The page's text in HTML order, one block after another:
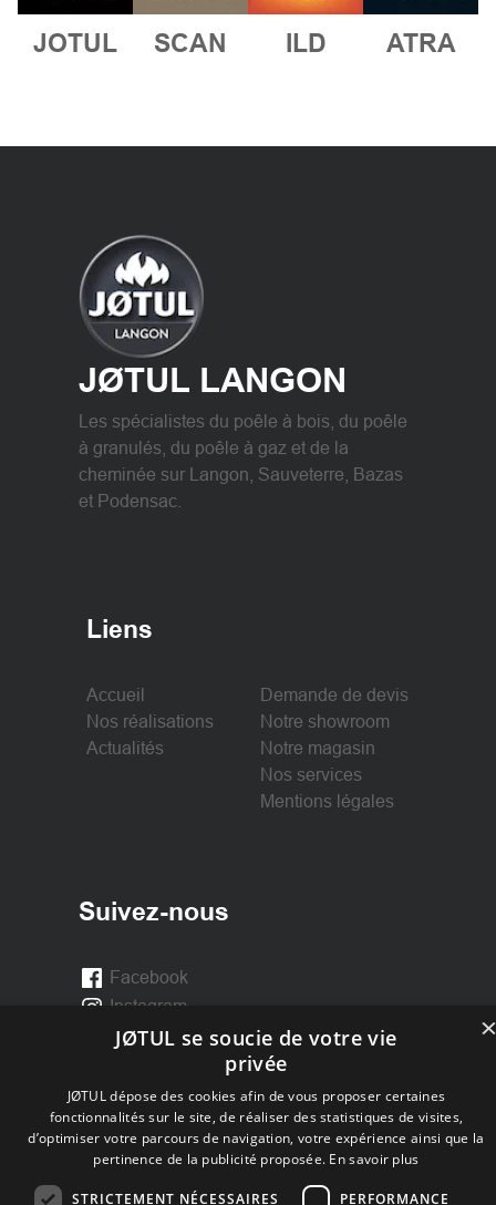
JOTUL SCAN ILD ATRA
JØTUL LANGON
Les spécialistes du poêle à bois, du poêle
à granulés, du poêle à gaz et de la
cheminée sur Langon, Sauveterre, Bazas
et Podensac.
Liens
Accueil
Nos réalisations
Actualités
Demande de devis
Notre showroom
Notre magasin
Nos services
Mentions légales
Suivez-nous
Facebook
Instagram
JØTUL se soucie de votre vie
privée
JØTUL dépose des cookies afin de vous proposer certaines
fonctionnalités sur le site, de réaliser des statistiques de visites,
d’optimiser votre parcours de navigation, votre expérience ainsi que la
pertinence de la publicité proposée. En savoir plus
STRICTEMENT NÉCESSAIRES PERFORMANCE